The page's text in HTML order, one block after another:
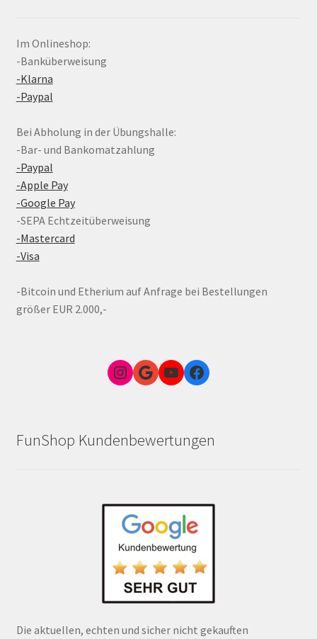
Im Onlineshop:
-Banküberweisung
-Klarna
-Paypal
Bei Abholung in der Übungshalle:
-Bar- und Bankomatzahlung
-Paypal
-Apple Pay
-Google Pay
-SEPA Echtzeitüberweisung
-Mastercard
-Visa
-Bitcoin und Etherium auf Anfrage bei Bestellungen
größer EUR 2.000,-
Instagram
Google Link zum FunShop WienYouTubeFacebook
FunShop Kundenbewertungen
Die aktuellen, echten und sicher nicht gekauften